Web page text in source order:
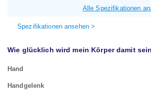
Alle Spezifikationen
Spezifikationen ansehen >
Wie glücklich wird mein Körper damit
Hand
Handgelenk